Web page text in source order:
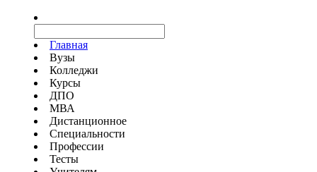
Главная
Вузы
Колледжи
Курсы
ДПО
МВА
Дистанционное
Специальности
Профессии
Тесты